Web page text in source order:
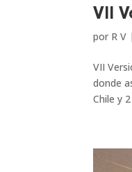
VII
por R V |
VII
donde
Chile y